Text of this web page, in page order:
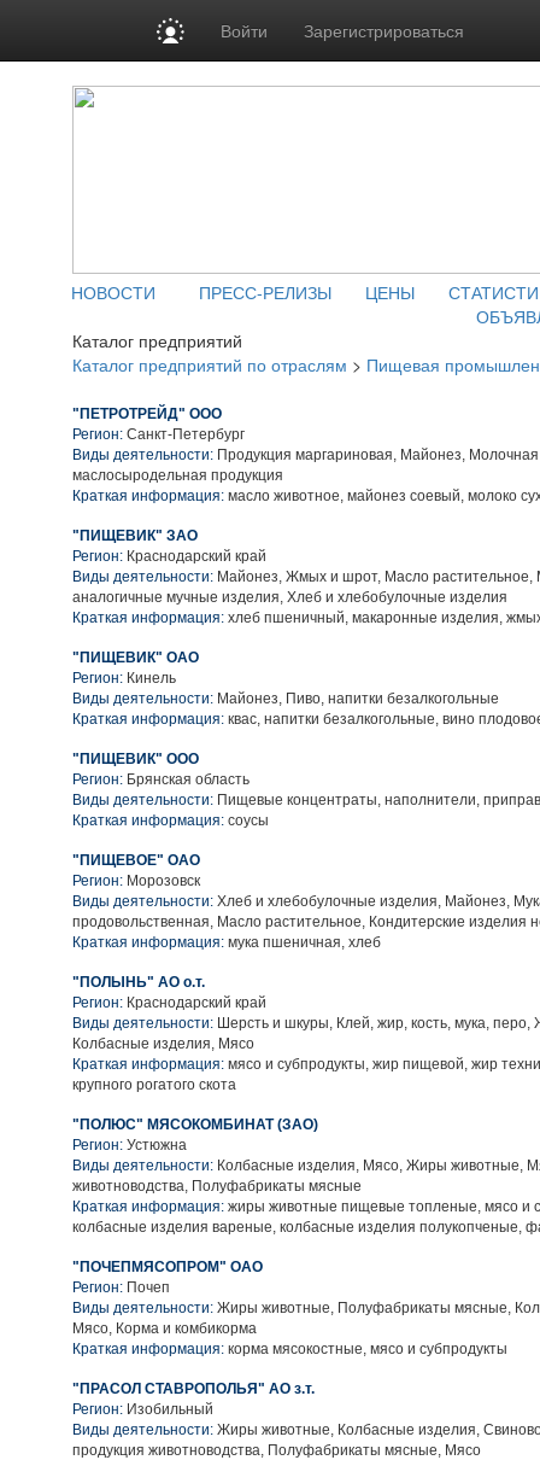
Войти Зарегистрироваться
НОВОСТИ ПРЕСС-РЕЛИЗЫ ЦЕНЫ
Каталог предприятий
Каталог предприятий по отраслям > Пищевая
"ПЕТРОТРЕЙД" ООО
Регион: Санкт-Петербург
Виды деятельности: Продукция маргариновая, Майонез,
маслосыродельная продукция
Краткая информация: масло животное, майонез соевый, молоко
"ПИЩЕВИК" ЗАО
Регион: Краснодарский край
Виды деятельности: Майонез, Жмых и шрот, Масло растительное,
аналогичные мучные изделия, Хлеб и хлебобулочные изделия
Краткая информация: хлеб пшеничный, макаронные изделия,
"ПИЩЕВИК" ОАО
Регион: Кинель
Виды деятельности: Майонез, Пиво, напитки безалкогольные
Краткая информация: квас, напитки безалкогольные, вино
"ПИЩЕВИК" ООО
Регион: Брянская область
Виды деятельности: Пищевые концентраты, наполнители,
Краткая информация: соусы
"ПИЩЕВОЕ" ОАО
Регион: Морозовск
Виды деятельности: Хлеб и хлебобулочные изделия, Майонез,
продовольственная, Масло растительное, Кондитерские изделия
Краткая информация: мука пшеничная, хлеб
"ПОЛЫНЬ" АО о.т.
Регион: Краснодарский край
Виды деятельности: Шерсть и шкуры, Клей, жир, кость, мука,
Колбасные изделия, Мясо
Краткая информация: мясо и субпродукты, жир пищевой, жир
крупного рогатого скота
"ПОЛЮС" МЯСОКОМБИНАТ (ЗАО)
Регион: Устюжна
Виды деятельности: Колбасные изделия, Мясо, Жиры животные,
животноводства, Полуфабрикаты мясные
Краткая информация: жиры животные пищевые топленые, мясо и
колбасные изделия вареные, колбасные изделия полукопченые,
"ПОЧЕПМЯСОПРОМ" ОАО
Регион: Почеп
Виды деятельности: Жиры животные, Полуфабрикаты мясные,
Мясо, Корма и комбикорма
Краткая информация: корма мясокостные, мясо и субпродукты
"ПРАСОЛ СТАВРОПОЛЬЯ" АО з.т.
Регион: Изобильный
Виды деятельности: Жиры животные, Колбасные изделия,
продукция животноводства, Полуфабрикаты мясные, Мясо